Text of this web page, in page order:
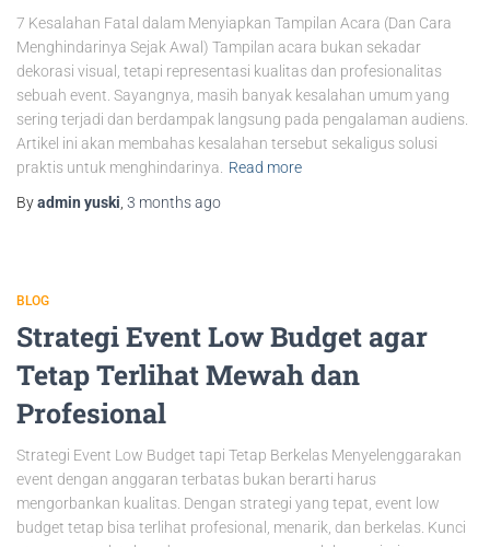
7 Kesalahan Fatal dalam Menyiapkan Tampilan Acara (Dan Cara
Menghindarinya Sejak Awal) Tampilan acara bukan sekadar
dekorasi visual, tetapi representasi kualitas dan profesionalitas
sebuah event. Sayangnya, masih banyak kesalahan umum yang
sering terjadi dan berdampak langsung pada pengalaman audiens.
Artikel ini akan membahas kesalahan tersebut sekaligus solusi
praktis untuk menghindarinya.
Read more
Byadmin yuski 3 monthsago
BLOG
Strategi Event Low Budget agar
Tetap Terlihat Mewah dan
Profesional
Strategi Event Low Budget tapi Tetap Berkelas Menyelenggarakan
event dengan anggaran terbatas bukan berarti harus
mengorbankan kualitas. Dengan strategi yang tepat, event low
budget tetap bisa terlihat profesional, menarik, dan berkelas. Kunci